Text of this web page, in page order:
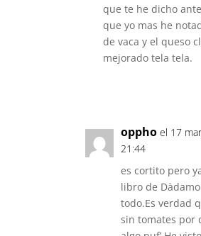
que te he dicho
que yo mas he
de vaca y el queso
mejorado tela tela.
oppho el 17
21:44
es cortito pero
libro de
todo.Es verdad
sin tomates por